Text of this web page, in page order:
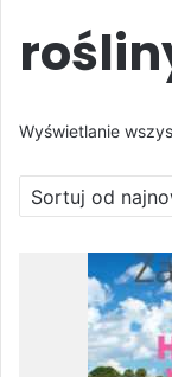
Wyświetlanie